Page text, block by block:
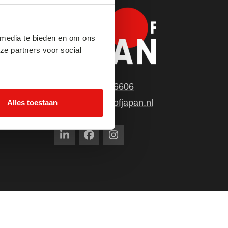
te bieden en om ons
partners voor social
Alles toestaan
085 - 004 6606
info@bestofjapan.nl